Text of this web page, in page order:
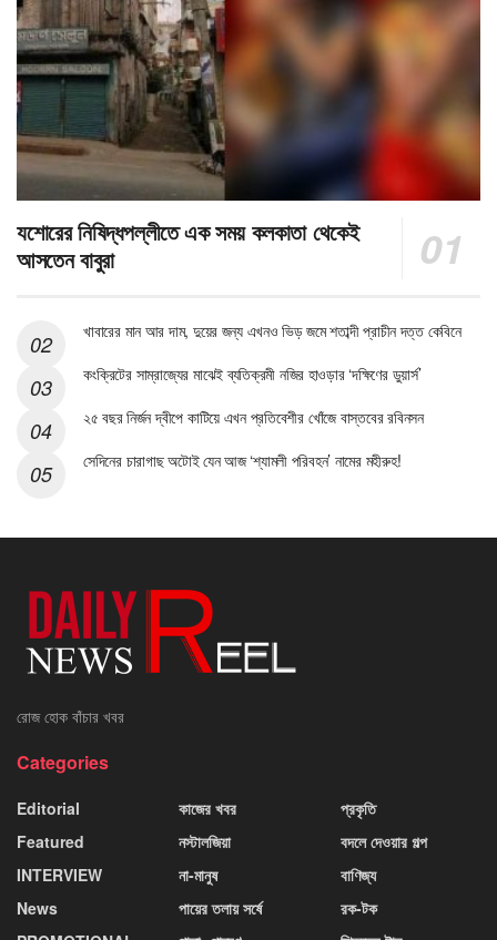
যশোরের নিষিদ্ধপল্লীতে এক সময় কলকাতা থেকেই
আসতেন বাবুরা
খাবারের মান আর দাম, দুয়ের জন্য এখনও ভিড় জমে শতাব্দী প্রাচীন দত্ত কেবিনে
কংক্রিটের সাম্রাজ্যের মাঝেই ব্যতিক্রমী নজির হাওড়ার ‘দক্ষিণের ডুয়ার্স’
২৫ বছর নির্জন দ্বীপে কাটিয়ে এখন প্রতিবেশীর খোঁজে বাস্তবের রবিনসন
সেদিনের চারাগাছ অটোই যেন আজ ‘শ্যামলী পরিবহন’ নামের মহীরুহ!
রোজ হোক বাঁচার খবর
Categories
Editorial
Featured
INTERVIEW
News
কাজের খবর
নস্টালজিয়া
না-মানুষ
পায়ের তলায় সর্ষে
প্রকৃতি
বদলে দেওয়ার গল্প
বাণিজ্য
রক-টক